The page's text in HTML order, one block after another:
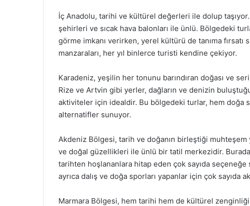
İç Anadolu, tarihi ve kültürel değerleri ile dolup
şehirleri ve sıcak hava balonları ile ünlü. Bölgedeki
görme imkanı verirken, yerel kültürü de tanıma fırsatı
manzaraları, her yıl binlerce turisti kendine çekiyor.
Karadeniz, yeşilin her tonunu barındıran doğası ve
Rize ve Artvin gibi yerler, dağların ve denizin
aktiviteler için idealdir. Bu bölgedeki turlar, hem doğa
alternatifler sunuyor.
Akdeniz Bölgesi, tarih ve doğanın birleştiği muhteşem
ve doğal güzellikleri ile ünlü bir tatil merkezidir.
tarihten hoşlananlara hitap eden çok sayıda
ayrıca dalış ve doğa sporları yapanlar için çok sayıda
Marmara Bölgesi, hem tarihi hem de kültürel